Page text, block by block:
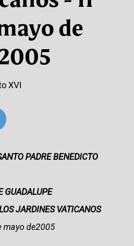
de
XVI
PADRE BENEDICTO
GUADALUPE
JARDINES VATICANOS
mayo de2005